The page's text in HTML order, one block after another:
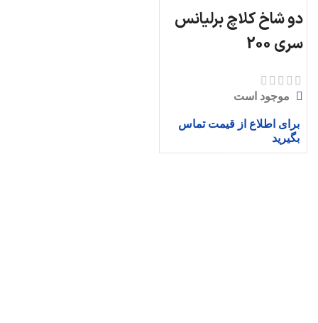
دو شاخ کلاچ برلیانس
سری 200
موجود است
برای اطلاع از قیمت تماس
بگیرید